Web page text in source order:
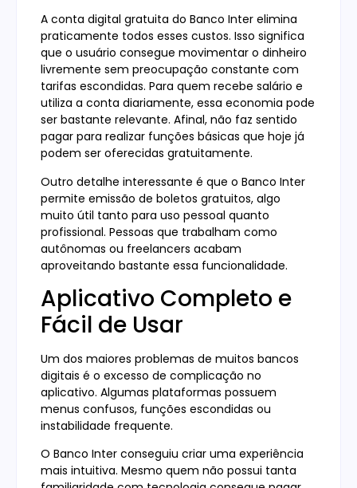
A conta digital gratuita do Banco Inter elimina
praticamente todos esses custos. Isso significa
que o usuário consegue movimentar o dinheiro
livremente sem preocupação constante com
tarifas escondidas. Para quem recebe salário e
utiliza a conta diariamente, essa economia pode
ser bastante relevante. Afinal, não faz sentido
pagar para realizar funções básicas que hoje já
podem ser oferecidas gratuitamente.
Outro detalhe interessante é que o Banco Inter
permite emissão de boletos gratuitos, algo
muito útil tanto para uso pessoal quanto
profissional. Pessoas que trabalham como
autônomas ou freelancers acabam
aproveitando bastante essa funcionalidade.
Aplicativo Completo e
Fácil de Usar
Um dos maiores problemas de muitos bancos
digitais é o excesso de complicação no
aplicativo. Algumas plataformas possuem
menus confusos, funções escondidas ou
instabilidade frequente.
O Banco Inter conseguiu criar uma experiência
mais intuitiva. Mesmo quem não possui tanta